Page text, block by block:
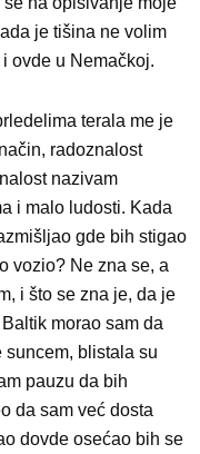
je tišina ne volim
ovde u Nemačkoj.
terala me je
radoznalost
nazivam
i malo ludosti. Kada
gde bih stigao
vozio? Ne zna se, a
i što se zna je, da je
morao sam da
blistala su
pauzu da bih
da sam već dosta
dovde osećao bih se